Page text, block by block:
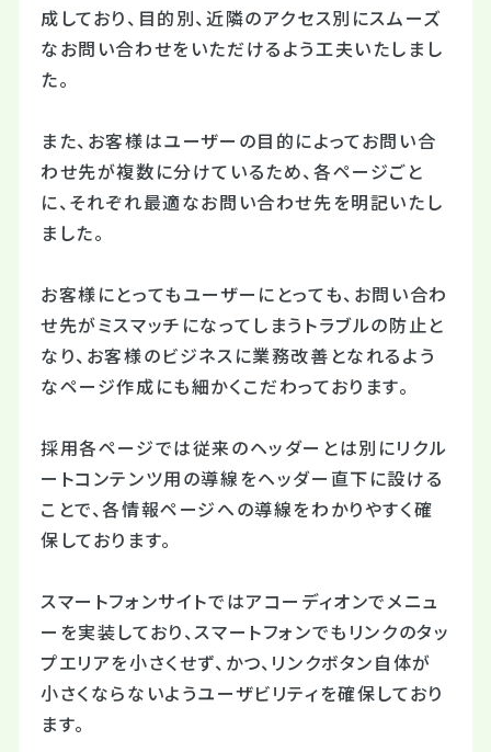
成しており、目的別、近隣のアクセス別にスムーズ
なお問い合わせをいただけるよう工夫いたしまし
た。
また、お客様はユーザーの目的によってお問い合
わせ先が複数に分けているため、各ページごと
に、それぞれ最適なお問い合わせ先を明記いたし
ました。
お客様にとってもユーザーにとっても、お問い合わ
せ先がミスマッチになってしまうトラブルの防止と
なり、お客様のビジネスに業務改善となれるよう
なページ作成にも細かくこだわっております。
採用各ページでは従来のヘッダーとは別にリクル
ートコンテンツ用の導線をヘッダー直下に設ける
ことで、各情報ページへの導線をわかりやすく確
保しております。
スマートフォンサイトではアコーディオンでメニュ
ーを実装しており、スマートフォンでもリンクのタッ
プエリアを小さくせず、かつ、リンクボタン自体が
小さくならないようユーザビリティを確保しており
ます。